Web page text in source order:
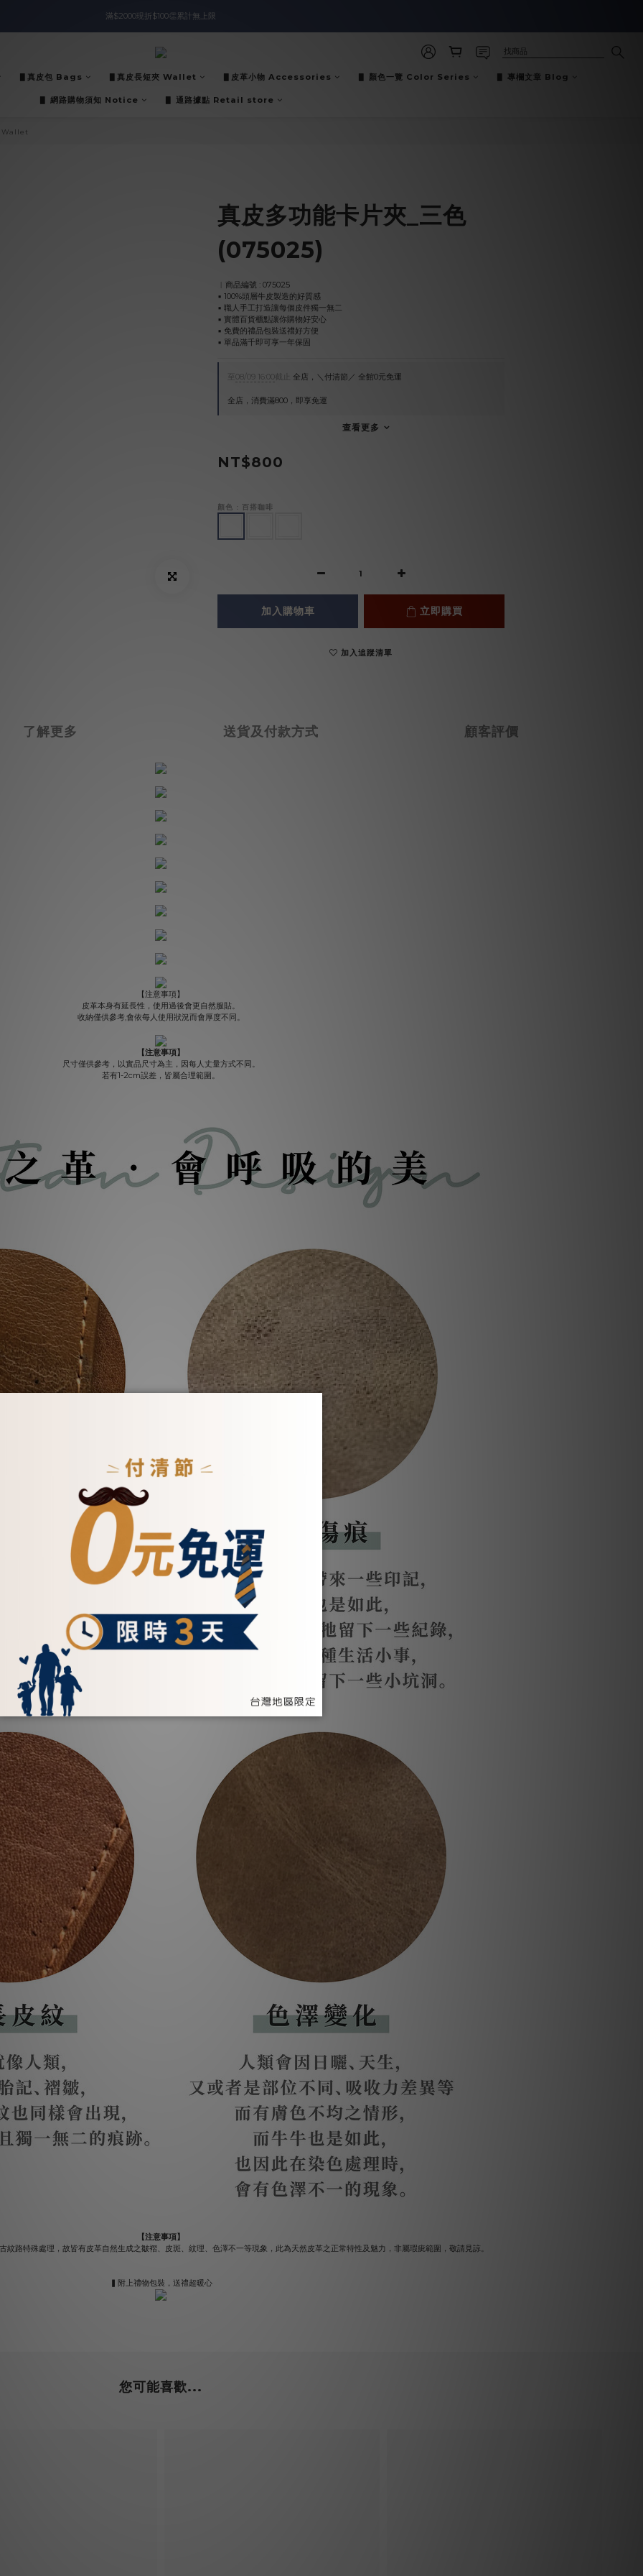
入會即領$888購物金🙌
滿$2000現折$100👏累計無上限
入會即領$888購物金🙌
▋真皮包 Bags ▋真皮長短夾 Wallet ▋皮革小物 Accessories ▋ 顏色一覽 Color Series ▋ 專欄文章 Blog
▋ 網路購物須知 Notice ▋ 通路據點 Retail store
Wallet
真皮多功能卡片夾_三色
(075025)
︱商品編號 : 075025
▪︎ 100%頭層牛皮製造的好質感
▪︎ 職人手工打造讓每個皮件獨一無二
▪︎ 實體百貨櫃點讓你購物好安心
▪︎ 免費的禮品包裝送禮好方便
▪︎ 單品滿千即可享一年保固
至08/09 16:00截止 全店，＼付清節／ 全館0元免運
全店，消費滿800，即享免運
查看更多
NT$800
顏色 : 百搭咖啡
加入購物車 立即購買
加入追蹤清單
了解更多 送貨及付款方式 顧客評價
【注意事項】
皮革本身有延長性，使用過後會更自然服貼。
收納僅供參考,會依每人使用狀況而會厚度不同。
【注意事項】
尺寸僅供參考，以實品尺寸為主，因每人丈量方式不同。
若有1-2cm誤差，皆屬合理範圍。
【注意事項】
路特殊處理，故皆有皮革自然生成之皺褶、皮斑、紋理、色澤不一等現象，此為天然皮革之正常特性及魅力，非屬瑕疵範圍，敬請見諒。
▍附上禮物包裝，送禮超暖心
您可能喜歡...